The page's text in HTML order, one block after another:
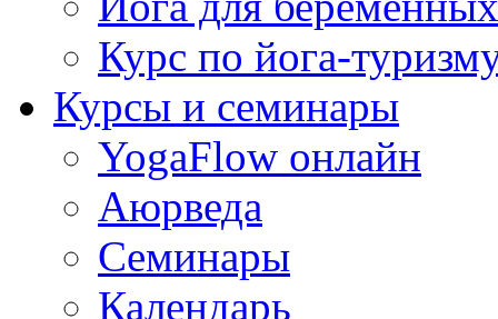
Курс по йога-
Курсы и семинары
YogaFlow онлайн
Аюрведа
Семинары
Календарь